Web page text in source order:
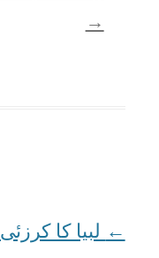
→
Post
← لبيا کا کرزئی